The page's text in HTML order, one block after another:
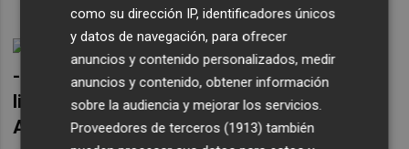
-Uno de los personajes es profesor de
literatura y conoce muy bien la figura de
Alejandro Torres, el poeta homosexual a
como su dirección IP, identificadores únicos
y datos de navegación, para ofrecer
anuncios y contenido personalizados, medir
anuncios y contenido, obtener información
sobre la audiencia y mejorar los servicios.
Proveedores de terceros (1913) también